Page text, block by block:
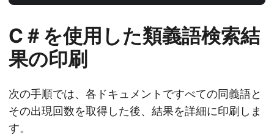
C＃を使用した類義語検索結
果の印刷
次の手順では、各ドキュメントですべての同義語と
その出現回数を取得した後、結果を詳細に印刷しま
す。